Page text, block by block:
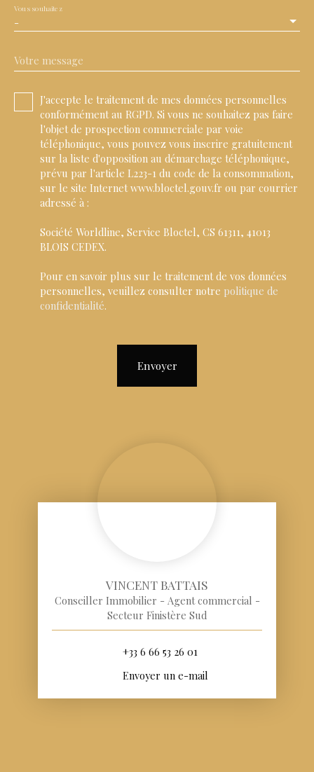
-
Vous souhaitez
Votre message
J'accepte le traitement de mes données personnelles
conformément au RGPD. Si vous ne souhaitez pas faire
l'objet de prospection commerciale par voie
téléphonique, vous pouvez vous inscrire gratuitement
sur la liste d'opposition au démarchage téléphonique,
prévu par l'article L223-1 du code de la consommation,
sur le site Internet www.bloctel.gouv.fr ou par courrier
adressé à :
Société Worldline, Service Bloctel, CS 61311, 41013
BLOIS CEDEX.
Pour en savoir plus sur le traitement de vos données
personnelles, veuillez consulter notre politique de
confidentialité.
Envoyer
VINCENT BATTAIS
Conseiller Immobilier - Agent commercial -
Secteur Finistère Sud
+33 6 66 53 26 01
Envoyer un e-mail